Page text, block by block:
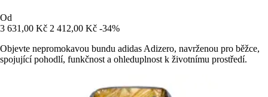
Od
3 631,00 Kč 2 412,00 Kč -34%
Objevte nepromokavou bundu adidas Adizero, navrženou pro běžce,
spojující pohodlí, funkčnost a ohleduplnost k životnímu prostředí.